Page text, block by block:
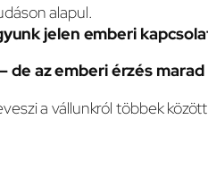
alapul.
jelen emberi
de az emberi érzés marad
a vállunkról többek